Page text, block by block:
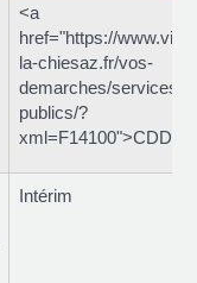
<a
href="https://www.viuz-
la-chiesaz.fr/vos-
demarches/services-
publics/?
xml=F14100">CDDI</
Intérim